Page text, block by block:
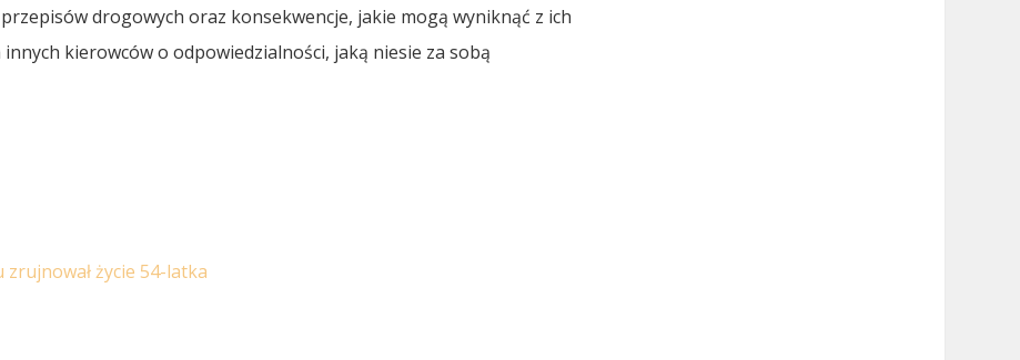
drogowych oraz konsekwencje, jakie mogą wyniknąć z ich
kierowców o odpowiedzialności, jaką niesie za sobą
życie 54-latka